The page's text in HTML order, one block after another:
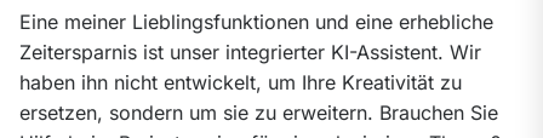
Eine meiner Lieblingsfunktionen und eine erhebliche
Zeitersparnis ist unser integrierter KI-Assistent. Wir
haben ihn nicht entwickelt, um Ihre Kreativität zu
ersetzen, sondern um sie zu erweitern. Brauchen Sie